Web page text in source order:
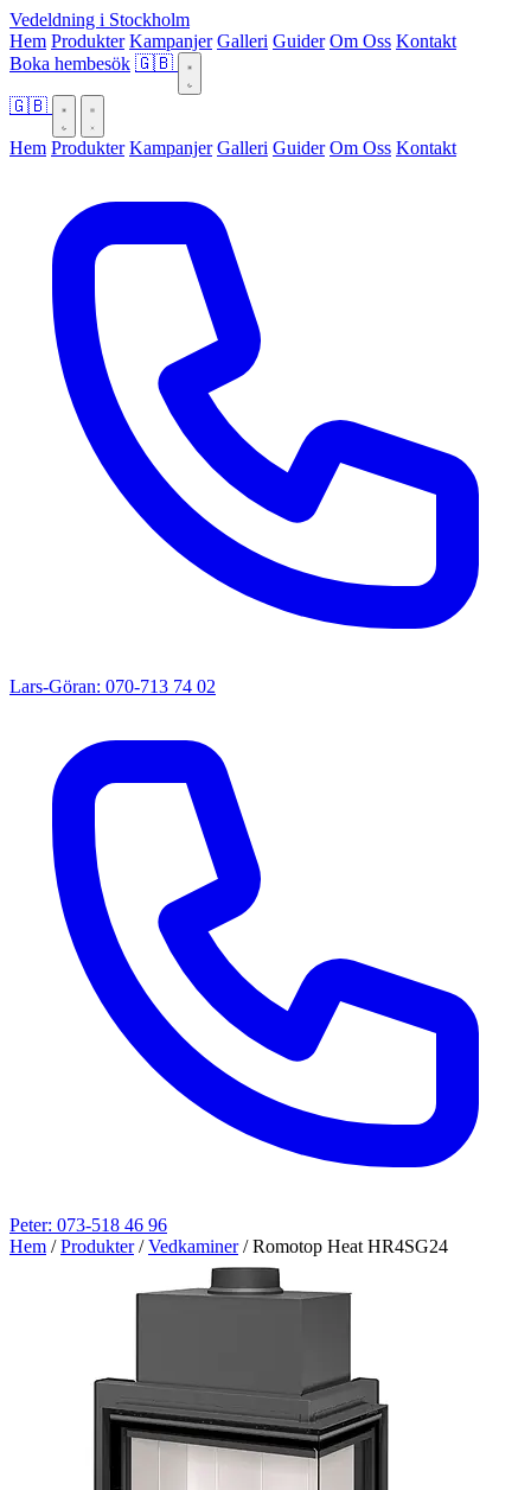
Vedeldning i Stockholm
Hem Produkter Kampanjer Galleri Guider Om Oss Kontakt
Boka hembesök 🇬🇧
🇬🇧
Hem Produkter Kampanjer Galleri Guider Om Oss Kontakt
Lars-Göran: 070-713 74 02
Peter: 073-518 46 96
Hem / Produkter / Vedkaminer / Romotop Heat HR4SG24